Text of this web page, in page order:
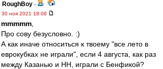
RoughBoy -
30 ноя 2021 18:06
mmmmm
Про сову безусловно. :)
А как иначе относиться к твоему "все лето в
еврокубках не играли", если 4 августа, как раз
между Казанью и НН, играли с Бенфикой?